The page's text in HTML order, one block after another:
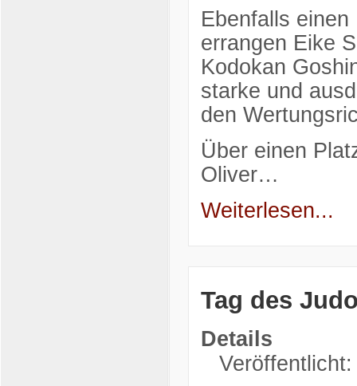
Ebenfalls
errangen Eike
Kodokan
starke und
den
Über einen
Oliver…
Weiterlesen...
Tag des
Details